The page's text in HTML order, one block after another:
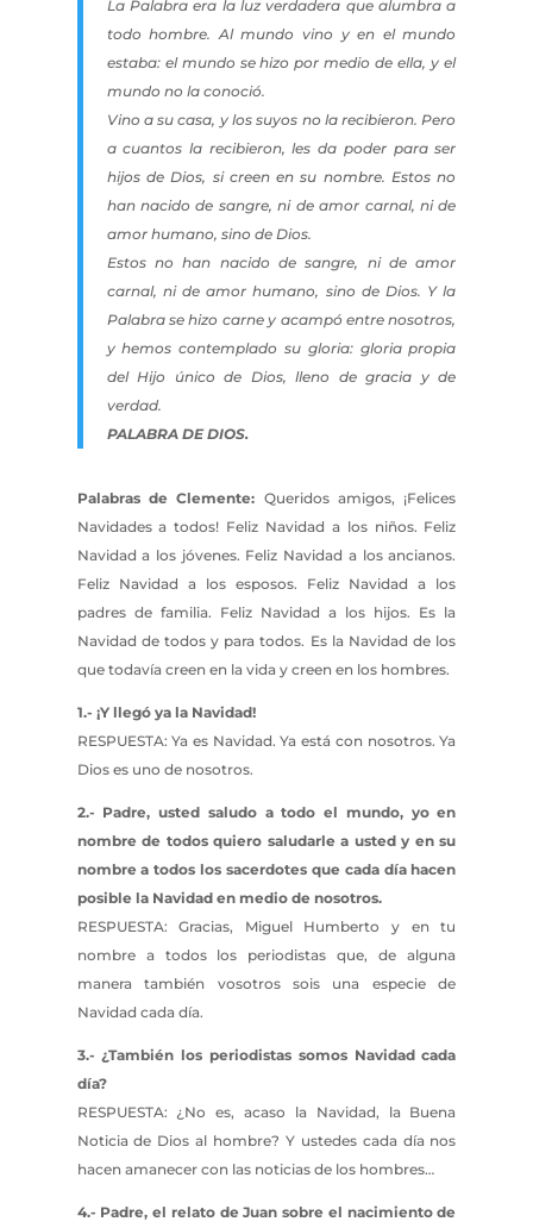
La Palabra era la luz verdadera que alumbra a
todo hombre. Al mundo vino y en el mundo
estaba: el mundo se hizo por medio de ella, y el
mundo no la conoció.
Vino a su casa, y los suyos no la recibieron. Pero
a cuantos la recibieron, les da poder para ser
hijos de Dios, si creen en su nombre. Estos no
han nacido de sangre, ni de amor carnal, ni de
amor humano, sino de Dios.
Estos no han nacido de sangre, ni de amor
carnal, ni de amor humano, sino de Dios. Y la
Palabra se hizo carne y acampó entre nosotros,
y hemos contemplado su gloria: gloria propia
del Hijo único de Dios, lleno de gracia y de
verdad.
PALABRA DE DIOS.
Palabras de Clemente: Queridos amigos, ¡Felices
Navidades a todos! Feliz Navidad a los niños. Feliz
Navidad a los jóvenes. Feliz Navidad a los ancianos.
Feliz Navidad a los esposos. Feliz Navidad a los
padres de familia. Feliz Navidad a los hijos. Es la
Navidad de todos y para todos. Es la Navidad de los
que todavía creen en la vida y creen en los hombres.
1.- ¡Y llegó ya la Navidad!
RESPUESTA: Ya es Navidad. Ya está con nosotros. Ya
Dios es uno de nosotros.
2.- Padre, usted saludo a todo el mundo, yo en
nombre de todos quiero saludarle a usted y en su
nombre a todos los sacerdotes que cada día hacen
posible la Navidad en medio de nosotros.
RESPUESTA: Gracias, Miguel Humberto y en tu
nombre a todos los periodistas que, de alguna
manera también vosotros sois una especie de
Navidad cada día.
3.- ¿También los periodistas somos Navidad cada
día?
RESPUESTA: ¿No es, acaso la Navidad, la Buena
Noticia de Dios al hombre? Y ustedes cada día nos
hacen amanecer con las noticias de los hombres…
4.- Padre, el relato de Juan sobre el nacimiento de